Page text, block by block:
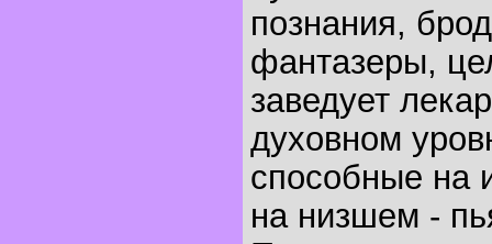
познания,
фантазеры,
заведует
духовном
способные на
на низшем -